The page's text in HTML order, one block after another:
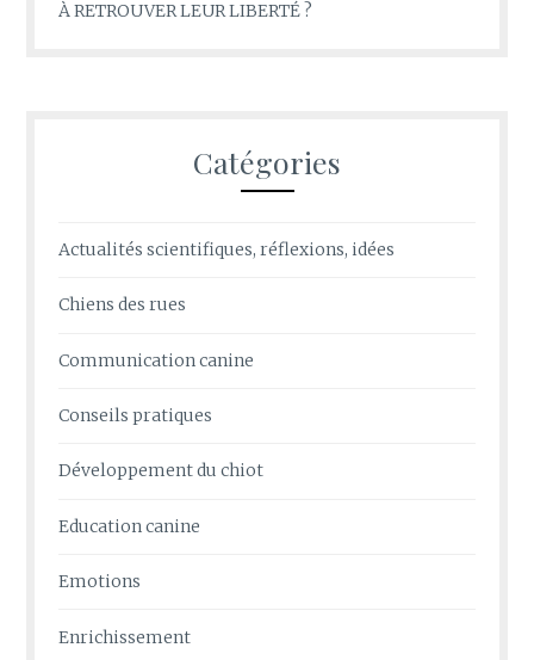
À RETROUVER LEUR LIBERTÉ ?
Catégories
Actualités scientifiques, réflexions, idées
Chiens des rues
Communication canine
Conseils pratiques
Développement du chiot
Education canine
Emotions
Enrichissement